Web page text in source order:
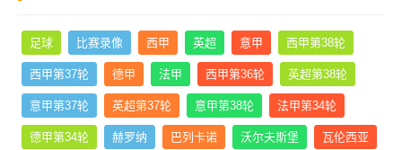
足球 比赛录像 西甲 英超 意甲 西甲第38轮
西甲第37轮 德甲 法甲 西甲第36轮 英超第38轮
意甲第37轮 英超第37轮 意甲第38轮 法甲第34轮
德甲第34轮 赫罗纳 巴列卡诺 沃尔夫斯堡 瓦伦西亚